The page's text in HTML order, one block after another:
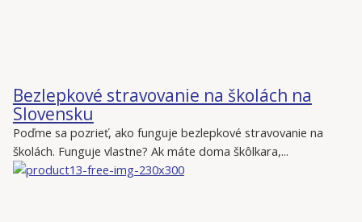
Bezlepkové stravovanie na školách na
Slovensku
Poďme sa pozrieť, ako funguje bezlepkové stravovanie na
školách. Funguje vlastne? Ak máte doma škôlkara,...